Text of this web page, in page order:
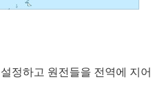
정하고 원전들을 전역에 지어